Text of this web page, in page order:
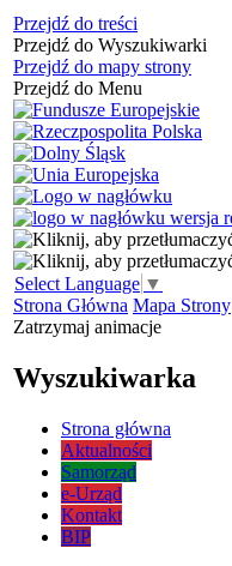
Przejdź do treści
Przejdź do Wyszukiwarki
Przejdź do mapy strony
Przejdź do Menu
Select Language ▼
Strona Główna Mapa Strony
Zatrzymaj animacje
Wyszukiwarka
Strona główna
Aktualności
Samorząd
e-Urząd
Kontakt
BIP